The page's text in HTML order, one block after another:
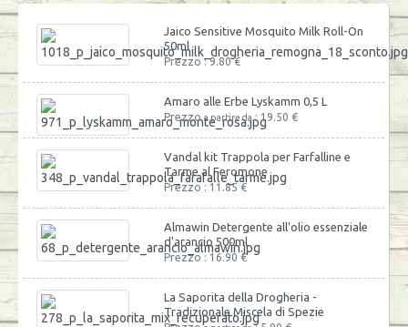
Jaico Sensitive Mosquito Milk Roll-On
50ml
Prezzo : 9.80 €
Amaro alle Erbe Lyskamm 0,5 L
Prezzoa partire da : 19.50 €
Vandal kit Trappola per Farfalline e
Tarme al Feromone
Prezzo : 11.85 €
Almawin Detergente all'olio essenziale
d'arancio 500ml
Prezzo : 16.90 €
La Saporita della Drogheria -
Tradizionale Miscela di Spezie